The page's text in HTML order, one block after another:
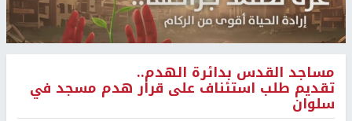
مساجد القدس بدائرة الهدم..
تقديم طلب استئناف على قرار هدم مسجد في
سلوان